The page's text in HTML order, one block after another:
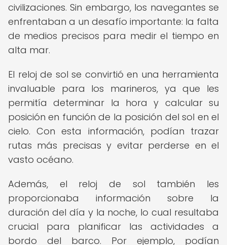
civilizaciones. Sin embargo, los navegantes se
enfrentaban a un desafío importante: la falta
de medios precisos para medir el tiempo en
alta mar.
El reloj de sol se convirtió en una herramienta
invaluable para los marineros, ya que les
permitía determinar la hora y calcular su
posición en función de la posición del sol en el
cielo. Con esta información, podían trazar
rutas más precisas y evitar perderse en el
vasto océano.
Además, el reloj de sol también les
proporcionaba información sobre la
duración del día y la noche, lo cual resultaba
crucial para planificar las actividades a
bordo del barco. Por ejemplo, podían